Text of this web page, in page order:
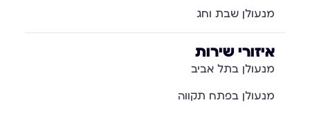
מנעולן שבת וחג
איזורי שירות
מנעולן בתל אביב
מנעולן בפתח תקווה